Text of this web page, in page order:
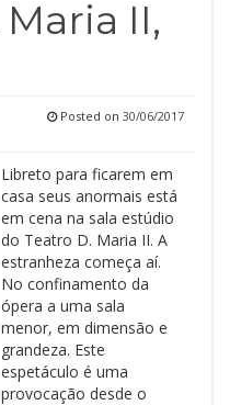
II,
Posted on 30/06/2017
Libreto para ficarem em
casa seus anormais está
em cena na sala estúdio
do Teatro D. Maria II. A
estranheza começa aí.
No confinamento da
ópera a uma sala
menor, em dimensão e
grandeza. Este
espetáculo é uma
provocação desde o